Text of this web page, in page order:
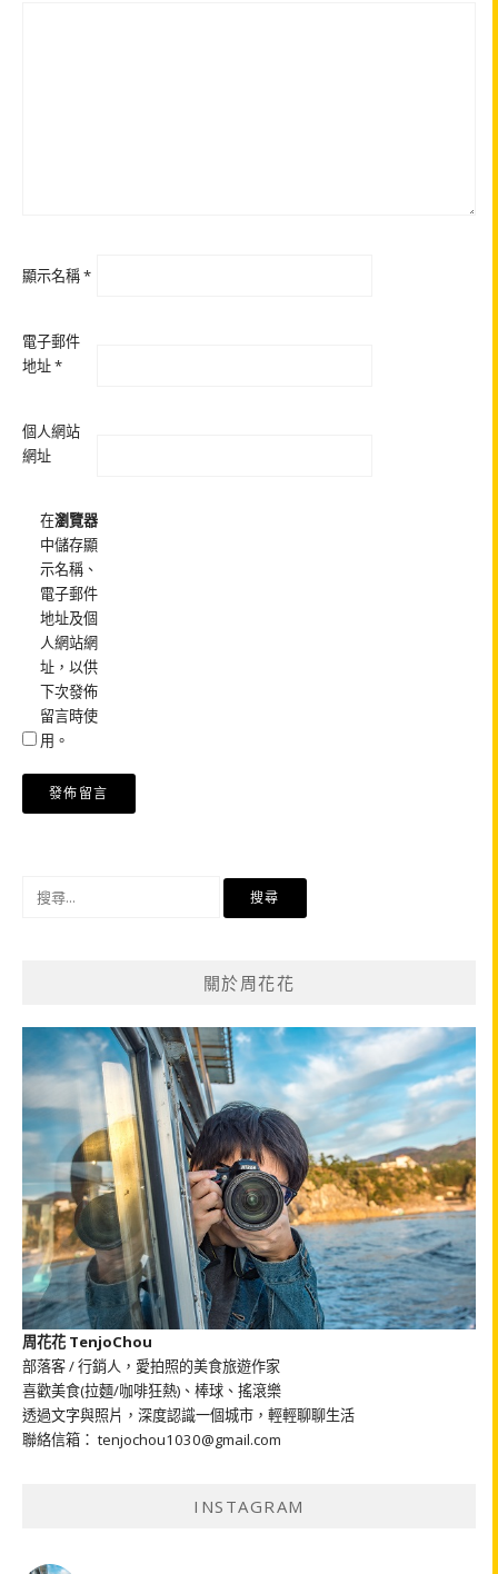
顯示名稱*
電子郵件
地址*
個人網站
網址
在瀏覽器
中儲存顯
示名稱、
電子郵件
地址及個
人網站網
址，以供
下次發佈
留言時使
用。
關於周花花
周花花 TenjoChou
部落客 / 行銷人，愛拍照的美食旅遊作家
喜歡美食(拉麵/咖啡狂熱)、棒球、搖滾樂
透過文字與照片，深度認識一個城市，輕輕聊聊生活
聯絡信箱： tenjochou1030@gmail.com
INSTAGRAM